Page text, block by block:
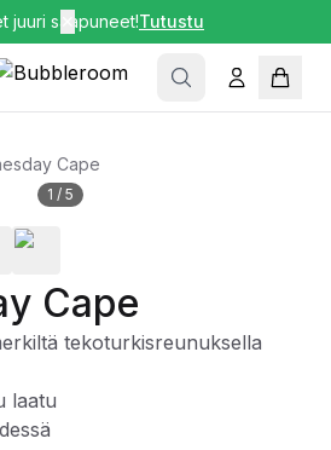
juuri saapuneet!Tutustu
Cape
1 / 5
Cape
tekoturkisreunuksella
laatu